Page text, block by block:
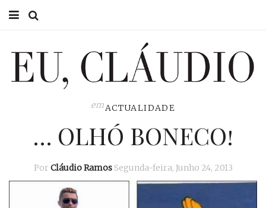
EU CLÁUDIO
ACTUALIDADE
emACTUALIDADE
… OLHÓ BONECO!
Por Cláudio Ramos Segunda-feira, Junho 24, 2013